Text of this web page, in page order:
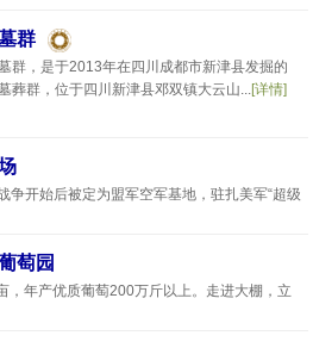
群
群，是于2013年在四川成都市新津县发掘的
葬群，位于四川新津县邓双镇大云山...[详情]
争开始后被定为盟军空军基地，驻扎美军“超级
萄园
，年产优质葡萄200万斤以上。走进大棚，立